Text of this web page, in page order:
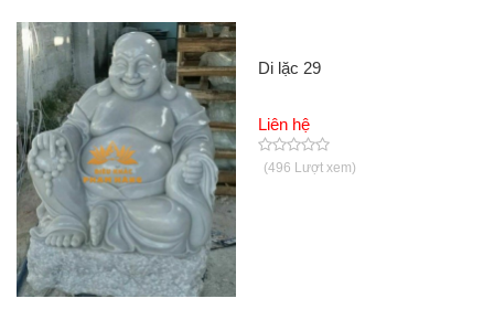
Di lặc 29
Liên hệ
(496 Lượt xem)